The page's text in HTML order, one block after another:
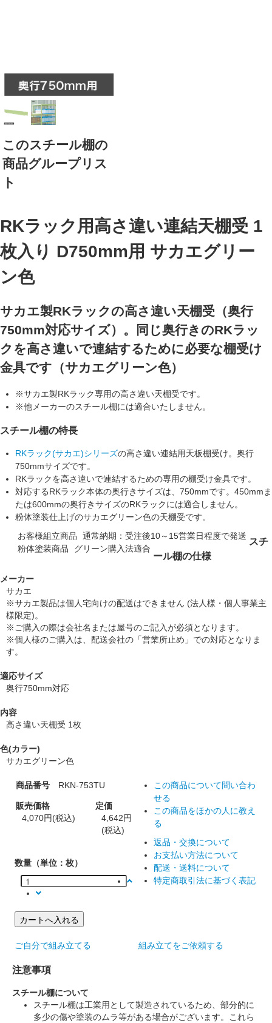
このスチール棚の
商品グループリス
ト
RKラック用高さ違い連結天棚受 1
枚入り D750mm用 サカエグリー
ン色
サカエ製RKラックの高さ違い天棚受（奥行
750mm対応サイズ）。同じ奥行きのRKラッ
クを高さ違いで連結するために必要な棚受け
金具です（サカエグリーン色）
※サカエ製RKラック専用の高さ違い天棚受です。
※他メーカーのスチール棚には適合いたしません。
スチール棚の特長
RKラック(サカエ)シリーズの高さ違い連結用天板棚受け。 奥行
750mmサイズです。
RKラックを高さ違いで連結するための専用の棚受け金具です。
対応するRKラック本体の奥行きサイズは、 750mmです。 450mmま
たは600mmの奥行きサイズのRKラックには適合しません。
粉体塗装仕上げのサカエグリーン色の天棚受です。
お客様組立商品
通常納期：受注後10～15営業日程度で発送
粉体塗装商品
グリーン購入法適合
スチ
ール棚の仕様
メーカー
サカエ
※サカエ製品は個人宅向けの配送はできません (法人様・個人事業主
様限定)。
※ご購入の際は会社名または屋号のご記入が必須となります。
※個人様のご購入は、配送会社の「営業所止め」での対応となりま
す。
適応サイズ
奥行750mm対応
内容
高さ違い天棚受 1枚
色(カラー)
サカエグリーン色
商品番号 RKN-753TU
販売価格
4,070円(税込)
定価
4,642円
(税込)
数量（単位：枚）
カートへ入れる
この商品について問い合わ
せる
この商品をほかの人に教え
る
返品・交換について
お支払い方法について
配送・送料について
特定商取引法に基づく表記
ご自分で組み立てる 組み立てをご依頼する
注意事項
スチール棚について
スチール棚は工業用として製造されているため、部分的に
多少の傷や塗装のムラ等がある場合がございます。これら